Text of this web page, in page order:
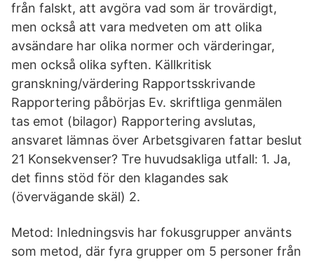
från falskt, att avgöra vad som är trovärdigt,
men också att vara medveten om att olika
avsändare har olika normer och värderingar,
men också olika syften. Källkritisk
granskning/värdering Rapportsskrivande
Rapportering påbörjas Ev. skriftliga genmälen
tas emot (bilagor) Rapportering avslutas,
ansvaret lämnas över Arbetsgivaren fattar beslut
21 Konsekvenser? Tre huvudsakliga utfall: 1. Ja,
det ﬁnns stöd för den klagandes sak
(övervägande skäl) 2.
Metod: Inledningsvis har fokusgrupper använts
som metod, där fyra grupper om 5 personer från